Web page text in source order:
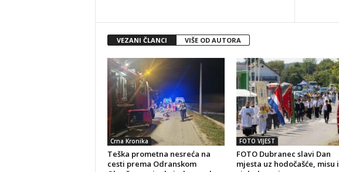
VEZANI ČLANCI VIŠE OD AUTORA
Crna Kronika
Teška prometna nesreća na
cesti prema Odranskom
FOTO VIJEST
FOTO Dubranec slavi Dan
mjesta uz hodočašće, misu i